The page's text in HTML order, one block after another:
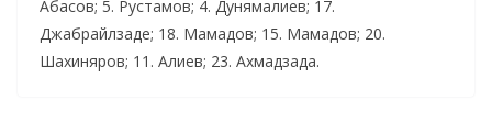
Абасов; 5. Рустамов; 4. Дунямалиев; 17.
Джабрайлзаде; 18. Мамадов; 15. Мамадов; 20.
Шахиняров; 11. Алиев; 23. Ахмадзада.